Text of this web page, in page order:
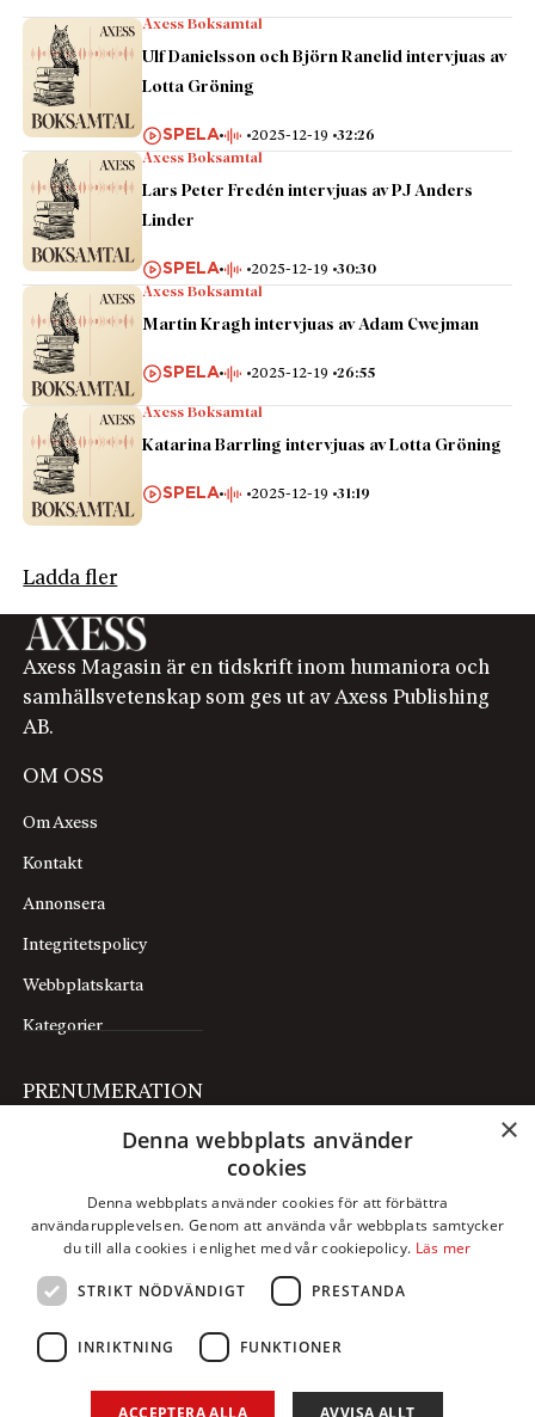
Axess Boksamtal
Ulf Danielsson och Björn Ranelid intervjuas av
Lotta Gröning
SPELA 2025-12-19
32:26
Axess Boksamtal
Lars Peter Fredén intervjuas av PJ Anders
Linder
SPELA 2025-12-19
30:30
Axess Boksamtal
Martin Kragh intervjuas av Adam Cwejman
SPELA 2025-12-19 26:55
Axess Boksamtal
Katarina Barrling intervjuas av Lotta Gröning
SPELA 2025-12-19 31:19
Ladda fler
Axess Magasin är en tidskrift inom humaniora och
samhällsvetenskap som ges ut av Axess Publishing
AB.
OM OSS
Om Axess
Kontakt
Annonsera
Integritetspolicy
Webbplatskarta
Kategorier
PRENUMERATION
FÖLJ OSS
Facebook
Instagram
×
Denna webbplats använder
cookies
Denna webbplats använder cookies för att förbättra
användarupplevelsen. Genom att använda vår webbplats samtycker
du till alla cookies i enlighet med vår cookiepolicy. Läs mer
STRIKT NÖDVÄNDIGT PRESTANDA
INRIKTNING FUNKTIONER
ACCEPTERA ALLA AVVISA ALLT